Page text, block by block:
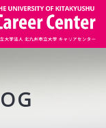
アセンターについ
進路・就職データ